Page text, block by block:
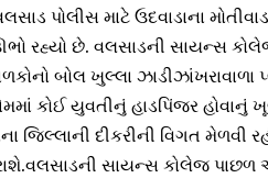
પોલીસ માટે ઉદવાડાના
રહ્યો છે. વલસાડની સાયન્સ
બોલ ખુલ્લા ઝાડીઝાંખરાવાળા
કોઈ યુવતીનું હાડપિંજર હોવાનું
દીકરીની વિગત મેળવી
સાયન્સ કોલેજ